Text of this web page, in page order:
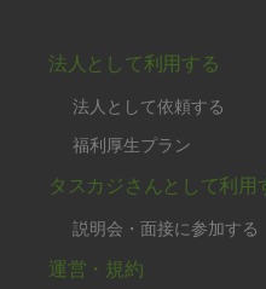
法人として利用する
法人として依頼する
福利厚生プラン
タスカジさんとして利用
説明会・面接に参加する
運営・規約